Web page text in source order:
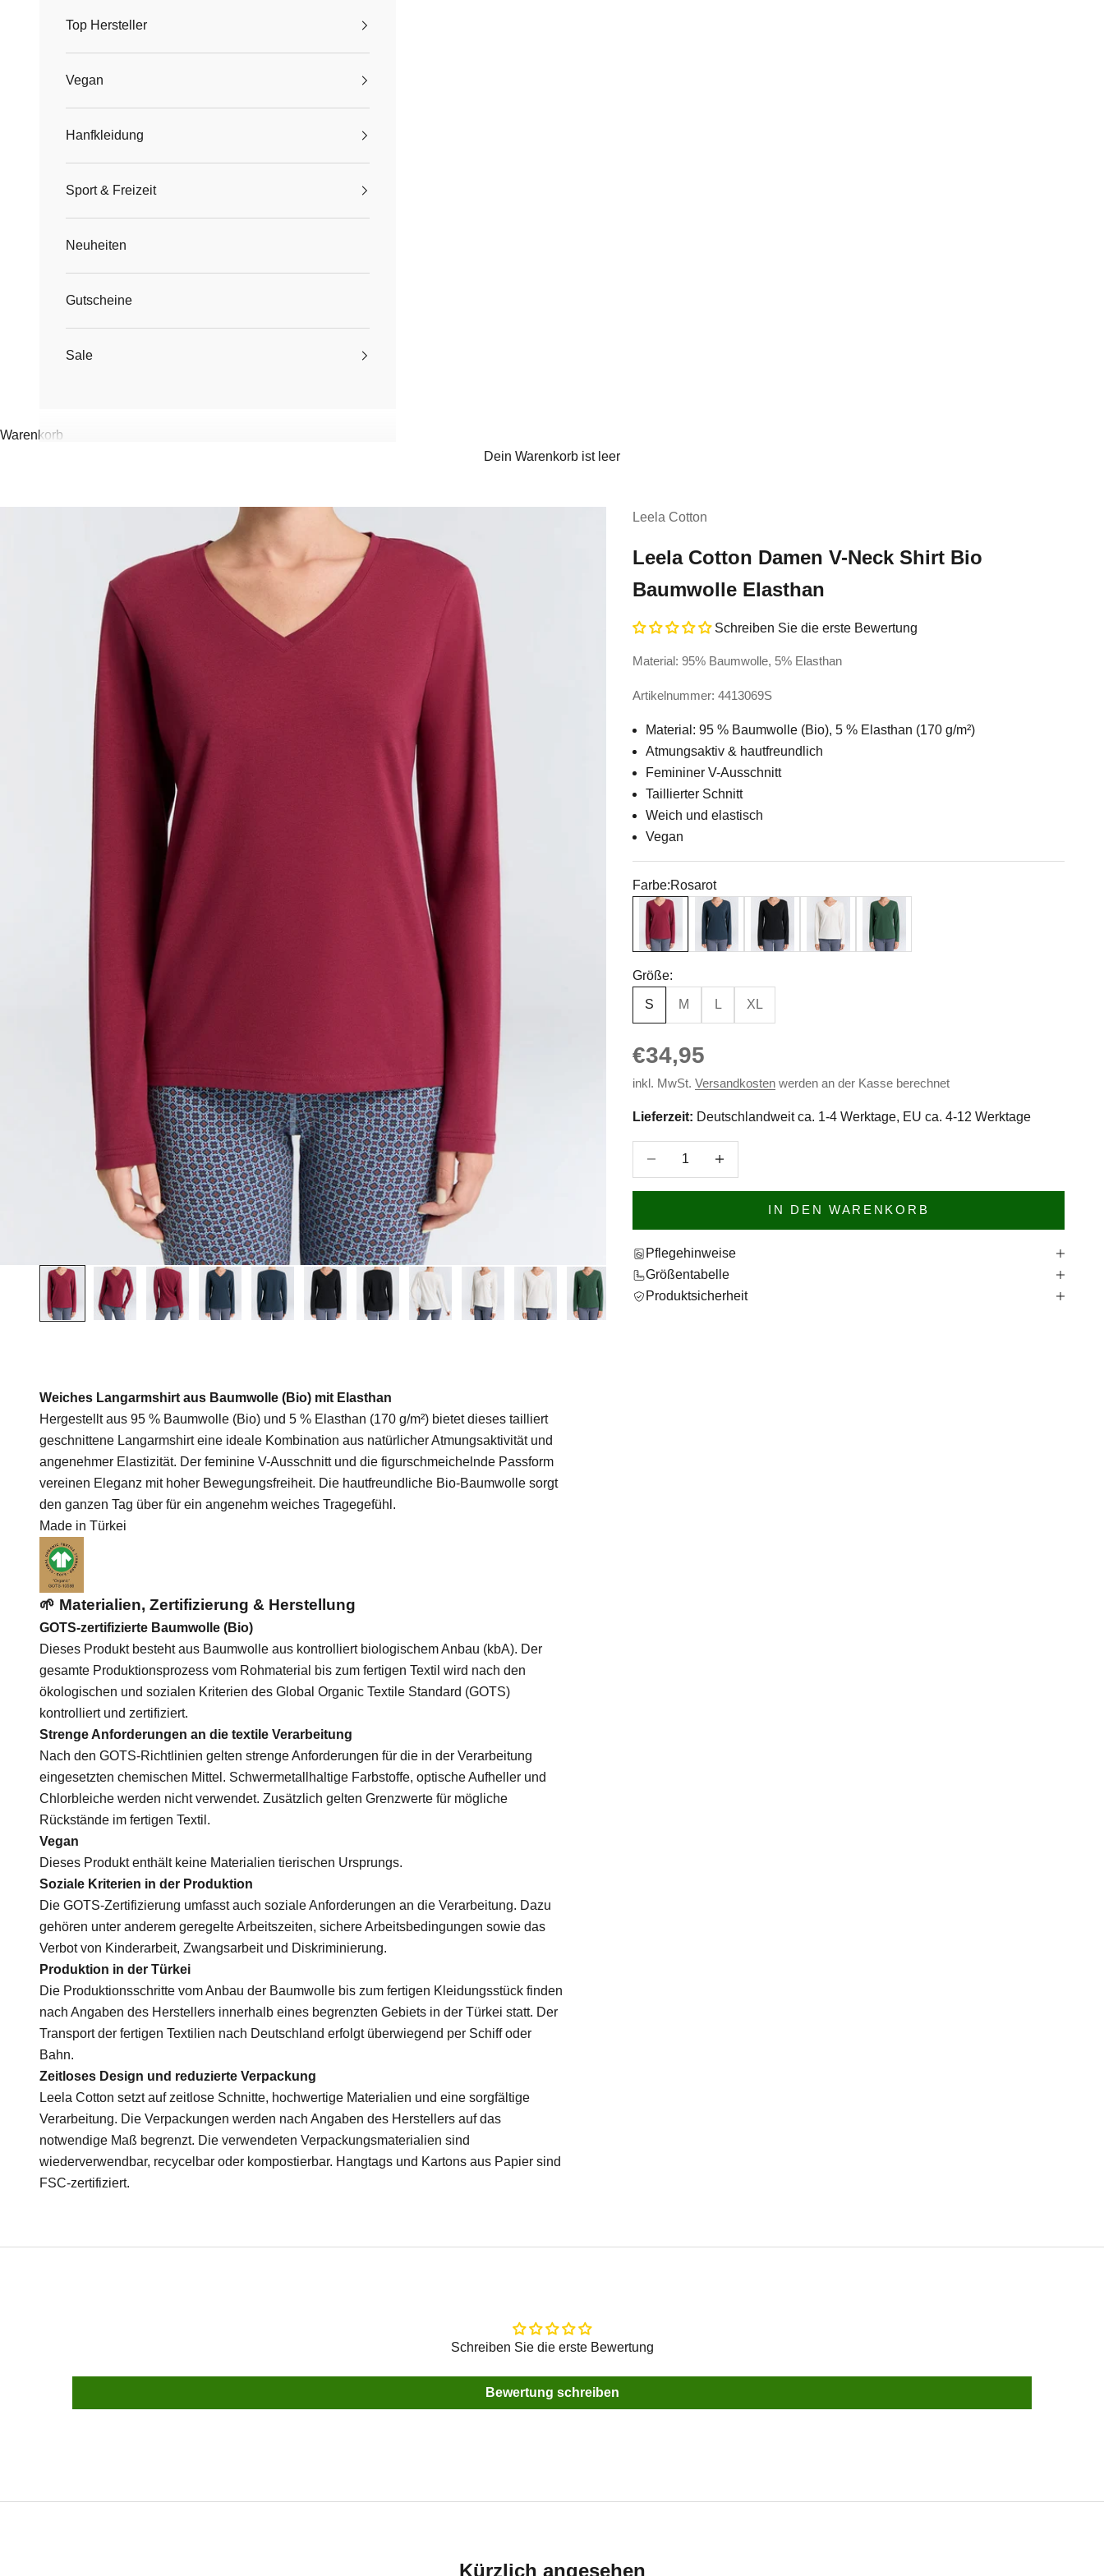
Top Hersteller
Vegan
Hanfkleidung
Sport & Freizeit
Neuheiten
Gutscheine
Sale
Warenkorb
Dein Warenkorb ist leer
Leela Cotton
Leela Cotton Damen V-Neck Shirt Bio
Baumwolle Elasthan
Schreiben Sie die erste Bewertung
Material: 95% Baumwolle, 5% Elasthan
Artikelnummer: 4413069S
Material: 95 % Baumwolle (Bio), 5 % Elasthan (170 g/m²)
Atmungsaktiv & hautfreundlich
Femininer V-Ausschnitt
Taillierter Schnitt
Weich und elastisch
Vegan
Farbe:Rosarot
Rosarot
Navy Schwarz Naturweiß Tannennadel
Größe:
S M L XL
Angebot
€34,95
inkl. MwSt.Versandkosten werden an der Kasse berechnet
Lieferzeit: Deutschlandweit ca. 1-4 Werktage, EU ca. 4-12 Werktage
Anzahl verringern
IN DEN WARENKORB
Pflegehinweise
Größentabelle
Produktsicherheit
Weiches Langarmshirt aus Baumwolle (Bio) mit Elasthan
Hergestellt aus 95 % Baumwolle (Bio) und 5 % Elasthan (170 g/m²) bietet dieses tailliert
geschnittene Langarmshirt eine ideale Kombination aus natürlicher Atmungsaktivität und
angenehmer Elastizität. Der feminine V-Ausschnitt und die figurschmeichelnde Passform
vereinen Eleganz mit hoher Bewegungsfreiheit. Die hautfreundliche Bio-Baumwolle sorgt
den ganzen Tag über für ein angenehm weiches Tragegefühl.
Made in Türkei
🌱 Materialien, Zertifizierung & Herstellung
GOTS-zertifizierte Baumwolle (Bio)
Dieses Produkt besteht aus Baumwolle aus kontrolliert biologischem Anbau (kbA). Der
gesamte Produktionsprozess vom Rohmaterial bis zum fertigen Textil wird nach den
ökologischen und sozialen Kriterien des Global Organic Textile Standard (GOTS)
kontrolliert und zertifiziert.
Strenge Anforderungen an die textile Verarbeitung
Nach den GOTS-Richtlinien gelten strenge Anforderungen für die in der Verarbeitung
eingesetzten chemischen Mittel. Schwermetallhaltige Farbstoffe, optische Aufheller und
Chlorbleiche werden nicht verwendet. Zusätzlich gelten Grenzwerte für mögliche
Rückstände im fertigen Textil.
Vegan
Dieses Produkt enthält keine Materialien tierischen Ursprungs.
Soziale Kriterien in der Produktion
Die GOTS-Zertifizierung umfasst auch soziale Anforderungen an die Verarbeitung. Dazu
gehören unter anderem geregelte Arbeitszeiten, sichere Arbeitsbedingungen sowie das
Verbot von Kinderarbeit, Zwangsarbeit und Diskriminierung.
Produktion in der Türkei
Die Produktionsschritte vom Anbau der Baumwolle bis zum fertigen Kleidungsstück finden
nach Angaben des Herstellers innerhalb eines begrenzten Gebiets in der Türkei statt. Der
Transport der fertigen Textilien nach Deutschland erfolgt überwiegend per Schiff oder
Bahn.
Zeitloses Design und reduzierte Verpackung
Leela Cotton setzt auf zeitlose Schnitte, hochwertige Materialien und eine sorgfältige
Verarbeitung. Die Verpackungen werden nach Angaben des Herstellers auf das
notwendige Maß begrenzt. Die verwendeten Verpackungsmaterialien sind
wiederverwendbar, recycelbar oder kompostierbar. Hangtags und Kartons aus Papier sind
FSC-zertifiziert.
Schreiben Sie die erste Bewertung
Bewertung schreiben
Kürzlich angesehen